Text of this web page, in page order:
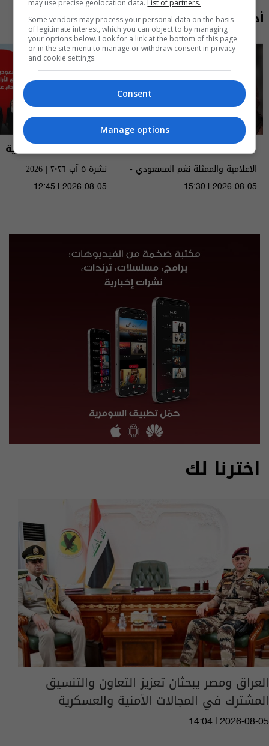
أحدث الحلقات
مايك السومرية
الاعلامية والممثلة نغم المسعودي -
15:30 | 2026-08-05
نشرة أخبار السومرية
نشرة ٥ آب ٢٠٢٦ | 2026
12:45 | 2026-08-05
اخترنا لك
العراق ومصر يبحثان تعزيز التعاون والتنسيق
المشترك في المجالات الأمنية والعسكرية
14:04 | 2026-08-05
may use precise geolocation data. List of partners.
Some vendors may process your personal data on the basis
of legitimate interest, which you can object to by managing
your options below. Look for a link at the bottom of this page
or in the site menu to manage or withdraw consent in privacy
and cookie settings.
Consent
Manage options